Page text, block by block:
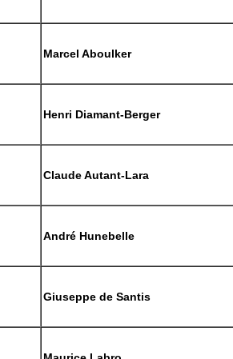
Marcel Aboulker
Henri Diamant-Berger
Claude Autant-Lara
André Hunebelle
Giuseppe de Santis